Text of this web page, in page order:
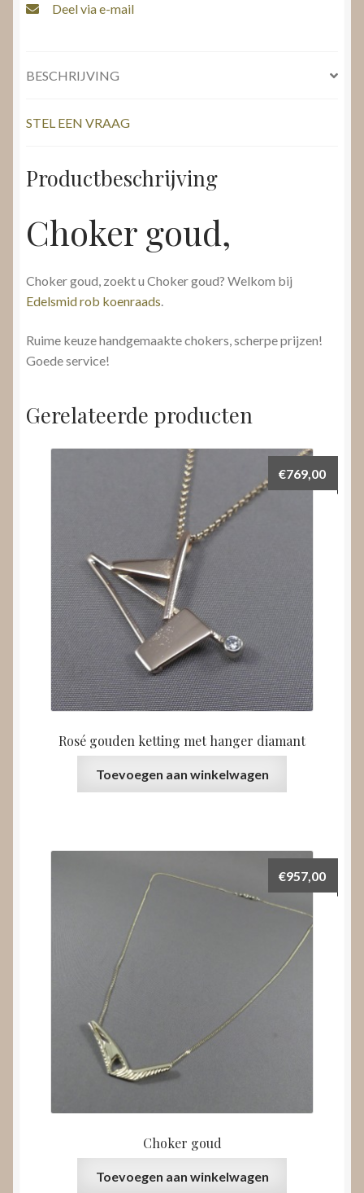
Deel via e-mail
BESCHRIJVING
STEL EEN VRAAG
Productbeschrijving
Choker goud,
Choker goud, zoekt u Choker goud? Welkom bij
Edelsmid rob koenraads.
Ruime keuze handgemaakte chokers, scherpe prijzen!
Goede service!
Gerelateerde producten
Rosé gouden ketting met hanger diamant
€769,00
Toevoegen aan winkelwagen
Choker goud
€957,00
Toevoegen aan winkelwagen